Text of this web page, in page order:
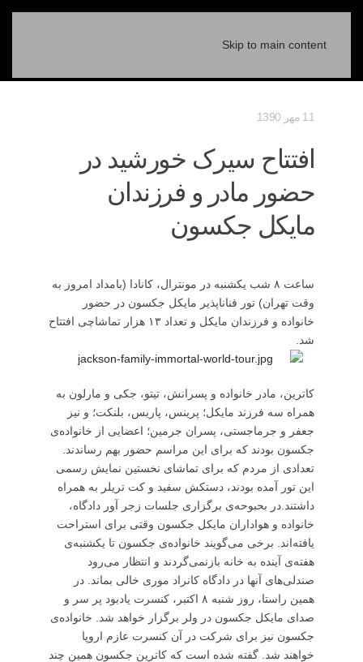
Skip to main content
11 مهر 1390
افتتاح سیرک خورشید در
حضور مادر و فرزندان
مایکل جکسون
ساعت ۸ شب یکشنبه در مونترال، کانادا (بامداد امروز به
وقت تهران) تور فناناپذیر مایکل جکسون در حضور
خانواده و فرزندان مایکل و تعداد ۱۳ هزار تماشاچی افتتاح
شد.
کاترین، مادر خانواده و پسرانش، تیتو، جکی و مارلون به
همراه سه فرزند مایکل؛ پرینس، پاریس، بلنکت؛ و نیز
جعفر و جرماجستی، پسران جرمین؛ اعضایی از خانواده‌ی
جکسون بودند که برای این مراسم حضور بهم رساندند.
تعدادی از مردم که برای تماشای نخستین نمایش رسمی
این تور آمده بودند، دستکش سفید و کت تریلر به همراه
داشتند.در بحبوحه‌ی برگزاری جلسات زجر آور دادگاه،
خانواده‌ و هواداران مایکل جکسون وقتی برای استراحت
یافته‌اند. برخی می‌گویند خانواده‌ی جکسون تا یکشنبه‌ی
هفته‌ی آینده به خانه بازنمی‌گردند و انتظار می‌رود
صندلی‌های آنها در دادگاه کانراد موری خالی بماند. در
همین راستا، روز شنبه ۸ اکتبر، کنسرت یادبود پر سر و
صدای مایکل جکسون در ولر برگزار خواهد شد. خانواده‌ی
جکسون نیز برای شرکت در آن کنسرت عازم اروپا
خواهند شد. گفته شده است که کاترین جکسون همین چند